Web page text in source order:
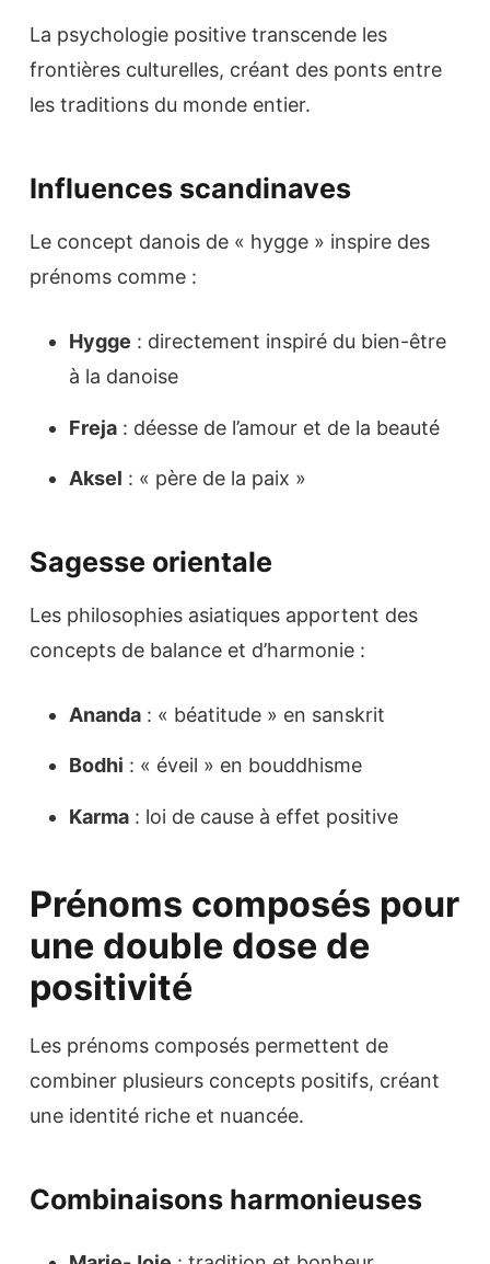
La psychologie positive transcende les
frontières culturelles, créant des ponts entre
les traditions du monde entier.
Influences scandinaves
Le concept danois de « hygge » inspire des
prénoms comme :
Hygge : directement inspiré du bien-être
à la danoise
Freja : déesse de l’amour et de la beauté
Aksel : « père de la paix »
Sagesse orientale
Les philosophies asiatiques apportent des
concepts de balance et d’harmonie :
Ananda : « béatitude » en sanskrit
Bodhi : « éveil » en bouddhisme
Karma : loi de cause à effet positive
Prénoms composés pour
une double dose de
positivité
Les prénoms composés permettent de
combiner plusieurs concepts positifs, créant
une identité riche et nuancée.
Combinaisons harmonieuses